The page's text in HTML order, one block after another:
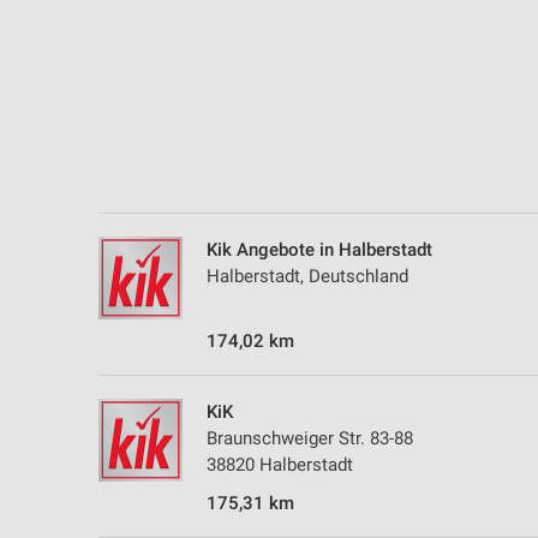
Kik Angebote in Halberstadt
Halberstadt, Deutschland
174,02 km
KiK
Braunschweiger Str. 83-88
38820 Halberstadt
175,31 km